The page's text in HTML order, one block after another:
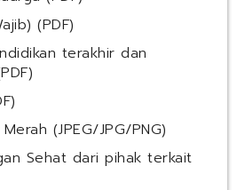
(PDF)
terakhir dan
(JPEG/JPG/PNG)
Sehat dari pihak terkait